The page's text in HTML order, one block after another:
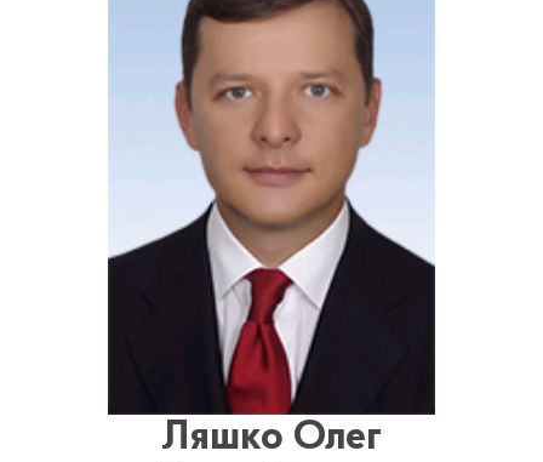
Ляшко Олег